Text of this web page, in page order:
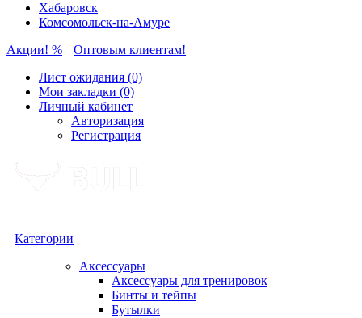
Хабаровск
Комсомольск-на-Амуре
Акции! %
Оптовым клиентам!
Лист ожидания (0)
Мои закладки (0)
Личный кабинет
Авторизация
Регистрация
Категории
Аксессуары
Аксессуары для тренировок
Бинты и тейпы
Бутылки